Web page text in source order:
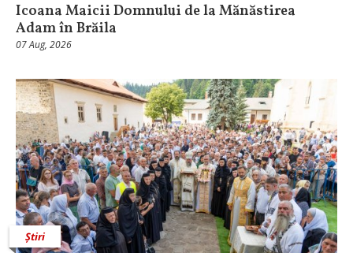
Icoana Maicii Domnului de la Mănăstirea
Adam în Brăila
07 Aug, 2026
Știri